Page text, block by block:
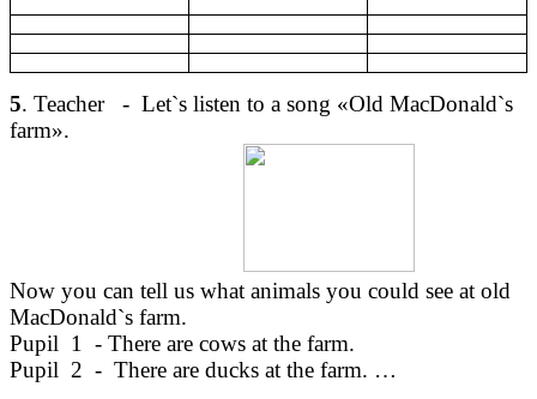
5. Teacher - Let`s listen to a song «Old MacDonald`s
farm».
Now you can tell us what animals you could see at old
MacDonald`s farm.
Pupil 1 - There are cows at the farm.
Pupil 2 - There are ducks at the farm. …